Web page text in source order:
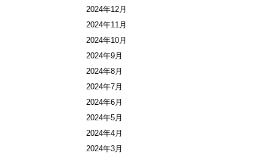
2024年12月
2024年11月
2024年10月
2024年9月
2024年8月
2024年7月
2024年6月
2024年5月
2024年4月
2024年3月